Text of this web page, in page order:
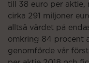
till 38 euro per aktie,
cirka 291 miljoner
alltså värdet på
omkring 84 procent
genomförde vår